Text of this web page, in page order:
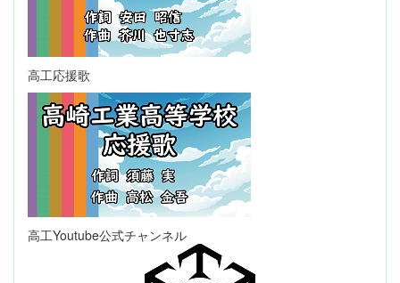
高工応援歌
高工Youtube公式チャンネル